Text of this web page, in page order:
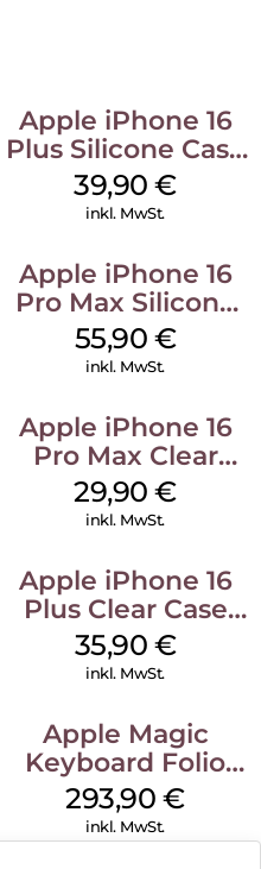
Apple iPhone 16
Plus Silicone Case
MagSafe Plum
39,90€
inkl. MwSt.
Apple iPhone 16
Pro Max Silicone
Case MagSafe
Stone Gray
55,90 €
inkl. MwSt.
Apple iPhone 16
Pro Max Clear
Case MagSafe
Transparent
29,90€
inkl. MwSt.
Apple iPhone 16
Plus Clear Case
MagSafe
Transparent
35,90 €
inkl. MwSt.
Apple Magic
Keyboard Folio
iPad 10.9″ (10.Gen.)
Weiß
293,90€
inkl. MwSt.